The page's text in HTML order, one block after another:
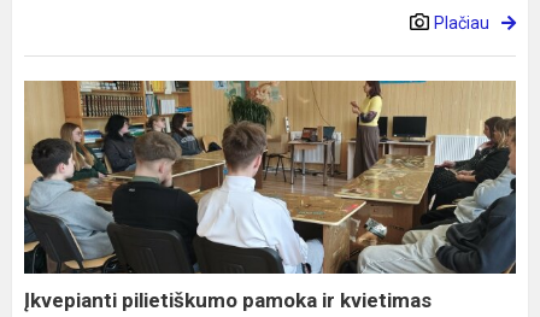
Plačiau
Įkvepianti
pilietiškumo
pamoka
ir
kvietimas
dalyvauti
Demok...
Įkvepianti pilietiškumo pamoka ir kvietimas